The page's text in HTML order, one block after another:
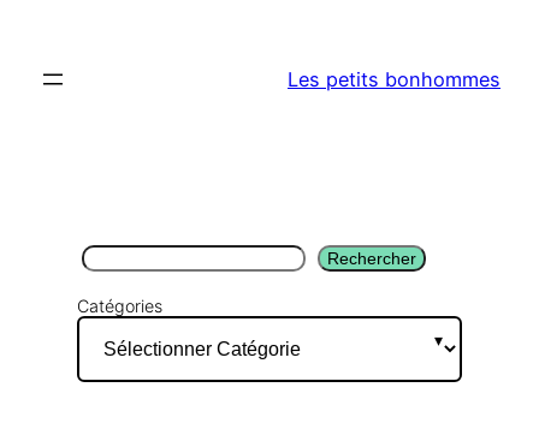
contenu
Les petits bonhommes
Rechercher Rechercher
Catégories